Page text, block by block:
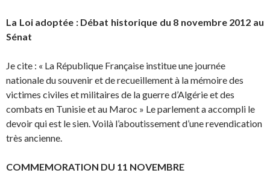
La Loi adoptée : Débat historique du 8 novembre 2012 au
Sénat
Je cite : « La République Française institue une journée
nationale du souvenir et de recueillement à la mémoire des
victimes civiles et militaires de la guerre d’Algérie et des
combats en Tunisie et au Maroc » Le parlement a accompli le
devoir qui est le sien. Voilà l’aboutissement d’une revendication
très ancienne.
COMMEMORATION DU 11 NOVEMBRE